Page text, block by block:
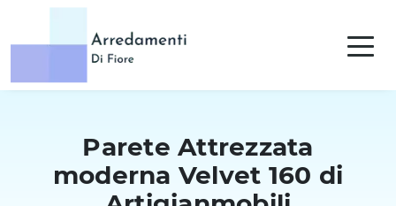
Parete Attrezzata
moderna Velvet 160 di